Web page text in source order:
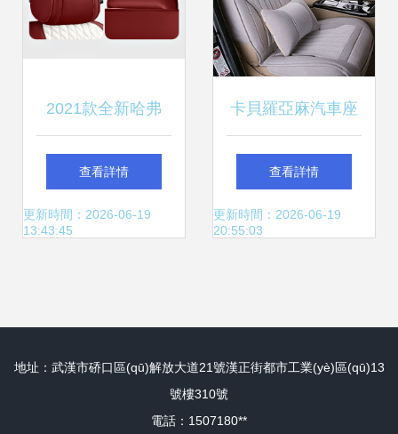
2021款全新哈弗
H6專用汽車座套
鉑金舒適版、都市
查看詳情
更新時間：2026-06-19
13:43:45
卡貝羅亞麻汽車座
墊 夏季駕乘的舒適
與實用之選
查看詳情
更新時間：2026-06-19
20:55:03
地址：武漢市硚口區(qū)解放大道21號漢正街都市工業(yè)區(qū)13
號樓310號
電話：1507180**